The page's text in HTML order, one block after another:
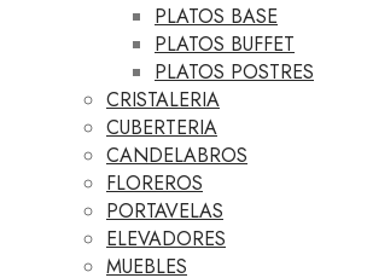
PLATOS BASE
PLATOS BUFFET
PLATOS POSTRES
CRISTALERIA
CUBERTERIA
CANDELABROS
FLOREROS
PORTAVELAS
ELEVADORES
MUEBLES